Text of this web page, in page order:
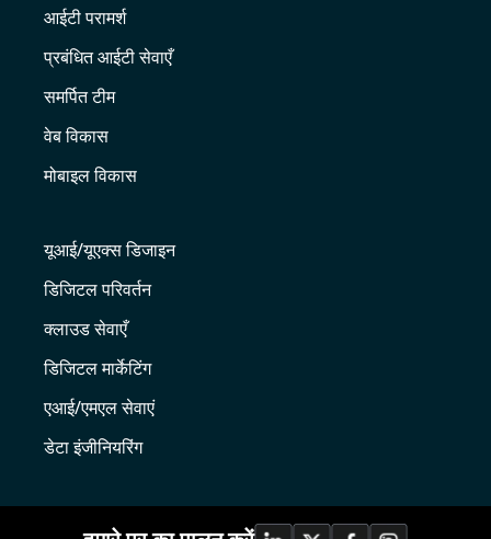
आईटी परामर्श
प्रबंधित आईटी सेवाएँ
समर्पित टीम
वेब विकास
मोबाइल विकास
यूआई/यूएक्स डिजाइन
डिजिटल परिवर्तन
क्लाउड सेवाएँ
डिजिटल मार्केटिंग
एआई/एमएल सेवाएं
डेटा इंजीनियरिंग